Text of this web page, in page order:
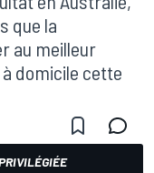
que la
au meilleur
domicile cette